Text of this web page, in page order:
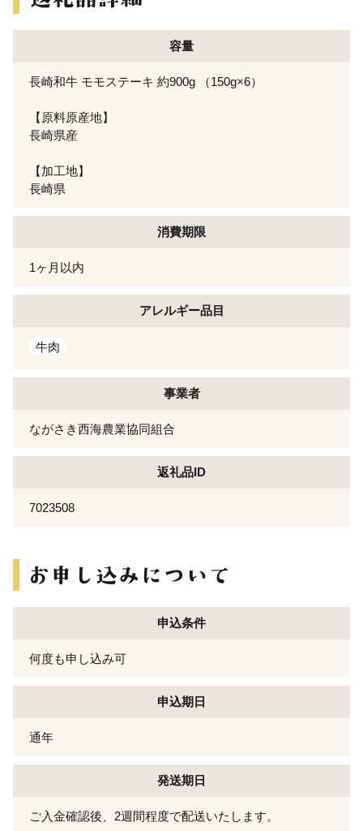
容量
長崎和牛 モモステーキ 約900g （150g×6）
【原料原産地】
長崎県産
【加工地】
長崎県
消費期限
1ヶ月以内
アレルギー品目
牛肉
事業者
ながさき西海農業協同組合
返礼品ID
7023508
申込条件
何度も申し込み可
申込期日
通年
発送期日
ご入金確認後、2週間程度で配送いたします。